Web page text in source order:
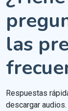
las
Respuestas
descargar audios.